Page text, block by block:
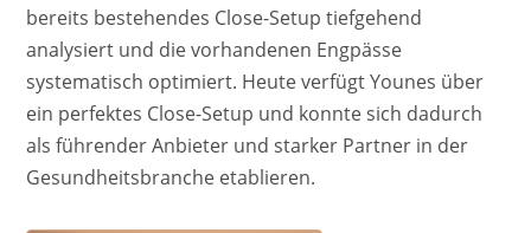
bereits bestehendes Close-Setup tiefgehend
analysiert und die vorhandenen Engpässe
systematisch optimiert. Heute verfügt Younes über
ein perfektes Close-Setup und konnte sich dadurch
als führender Anbieter und starker Partner in der
Gesundheitsbranche etablieren.